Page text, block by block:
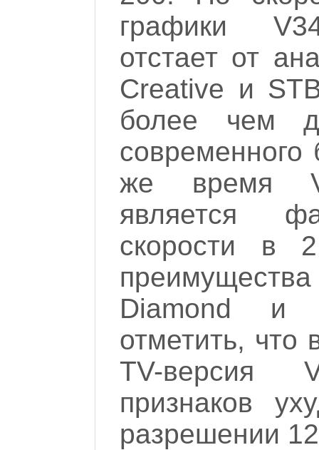
графики
отстает от
Creative и
более чем
современного
же время
является
скорости в
Diamond и
отметить, что
TV-версия
признаков
разрешении